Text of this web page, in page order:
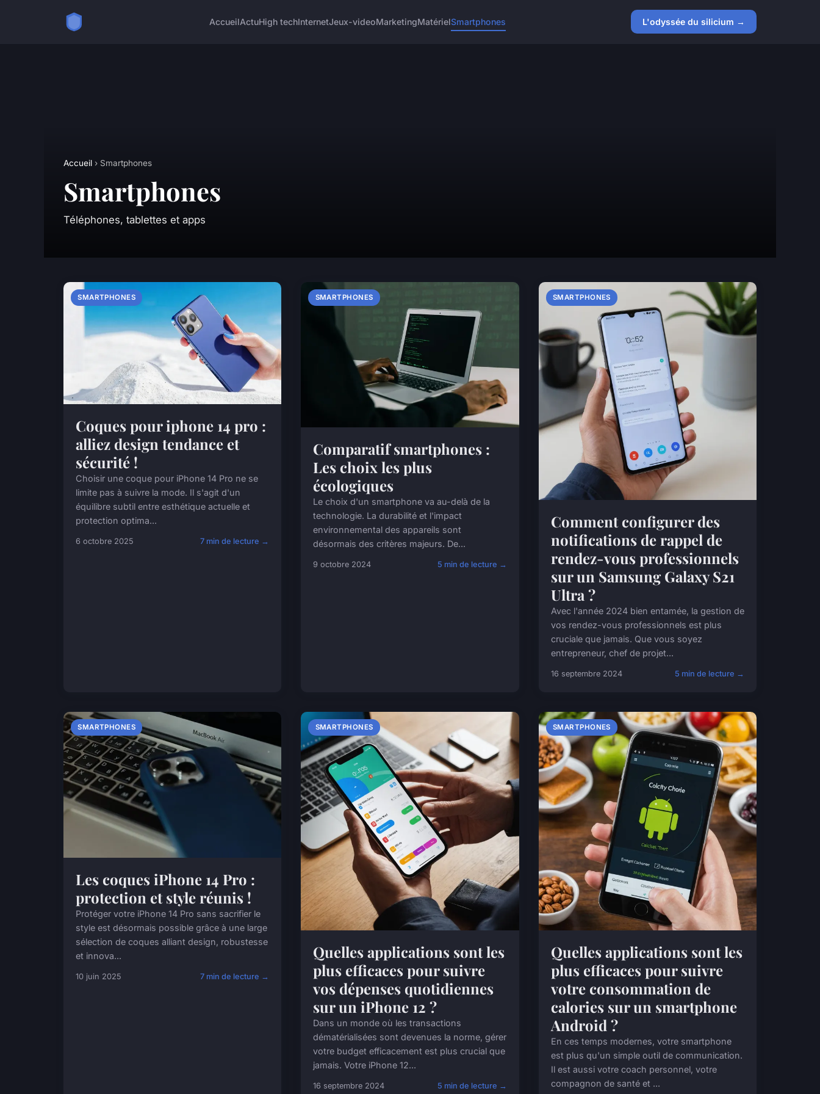
AccueilActuHigh techInternetJeux-videoMarketingMatérielSmartphones L'odyssée du silicium →
Accueil › Smartphones
Smartphones
Téléphones, tablettes et apps
SMARTPHONES
Coques pour iphone 14 pro :
alliez design tendance et
sécurité !
Choisir une coque pour iPhone 14 Pro ne se
limite pas à suivre la mode. Il s'agit d'un
équilibre subtil entre esthétique actuelle et
protection optima...
6 octobre 2025 7 min de lecture →
SMARTPHONES
Comparatif smartphones :
Les choix les plus
écologiques
Le choix d'un smartphone va au-delà de la
technologie. La durabilité et l'impact
environnemental des appareils sont
désormais des critères majeurs. De...
9 octobre 2024 5 min de lecture →
SMARTPHONES
Comment configurer des
notifications de rappel de
rendez-vous professionnels
sur un Samsung Galaxy S21
Ultra ?
Avec l'année 2024 bien entamée, la gestion de
vos rendez-vous professionnels est plus
cruciale que jamais. Que vous soyez
entrepreneur, chef de projet...
16 septembre 2024 5 min de lecture →
SMARTPHONES
Les coques iPhone 14 Pro :
protection et style réunis !
Protéger votre iPhone 14 Pro sans sacrifier le
style est désormais possible grâce à une large
sélection de coques alliant design, robustesse
et innova...
10 juin 2025 7 min de lecture →
SMARTPHONES
Quelles applications sont les
plus efficaces pour suivre
vos dépenses quotidiennes
sur un iPhone 12 ?
Dans un monde où les transactions
dématérialisées sont devenues la norme, gérer
votre budget efficacement est plus crucial que
jamais. Votre iPhone 12...
16 septembre 2024 5 min de lecture →
SMARTPHONES
Quelles applications sont les
plus efficaces pour suivre
votre consommation de
calories sur un smartphone
Android ?
En ces temps modernes, votre smartphone
est plus qu'un simple outil de communication.
Il est aussi votre coach personnel, votre
compagnon de santé et ...